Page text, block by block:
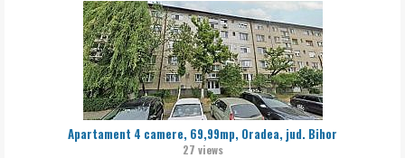
Apartament 4 camere, 69,99mp, Oradea, jud. Bihor
27 views